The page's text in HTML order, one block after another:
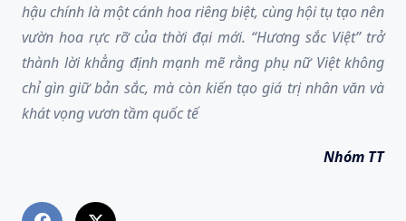
hậu chính là một cánh hoa riêng biệt, cùng hội tụ tạo nên
vườn hoa rực rỡ của thời đại mới. “Hương sắc Việt” trở
thành lời khẳng định mạnh mẽ rằng phụ nữ Việt không
chỉ gìn giữ bản sắc, mà còn kiến tạo giá trị nhân văn và
khát vọng vươn tầm quốc tế
Nhóm TT